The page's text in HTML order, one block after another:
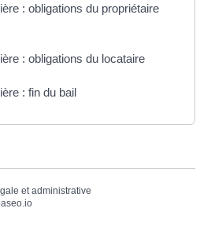
: obligations du propriétaire
: obligations du locataire
: fin du bail
et administrative